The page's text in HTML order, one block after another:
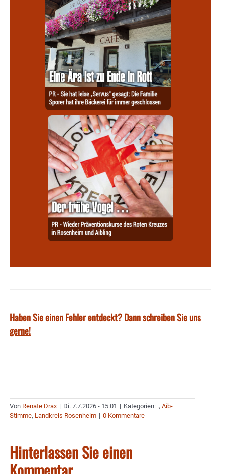
Haben Sie einen Fehler entdeckt? Dann schreiben Sie uns
gerne!
Von Renate Drax | Di. 7.7.2026 - 15:01 | Kategorien: ., Aib-
Stimme, Landkreis Rosenheim | 0 Kommentare
Hinterlassen Sie einen